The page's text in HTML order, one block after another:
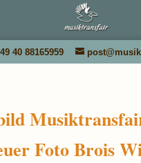
40 88165959
Foto Brois